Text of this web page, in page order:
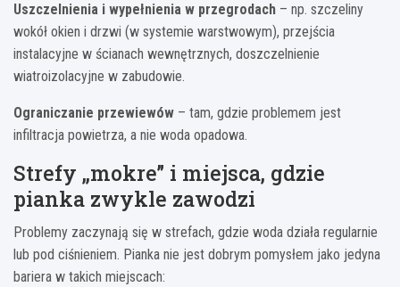
Uszczelnienia i wypełnienia w przegrodach – np. szczeliny
wokół okien i drzwi (w systemie warstwowym), przejścia
instalacyjne w ścianach wewnętrznych, doszczelnienie
wiatroizolacyjne w zabudowie.
Ograniczanie przewiewów – tam, gdzie problemem jest
infiltracja powietrza, a nie woda opadowa.
Strefy „mokre” i miejsca, gdzie
pianka zwykle zawodzi
Problemy zaczynają się w strefach, gdzie woda działa regularnie
lub pod ciśnieniem. Pianka nie jest dobrym pomysłem jako jedyna
bariera w takich miejscach: